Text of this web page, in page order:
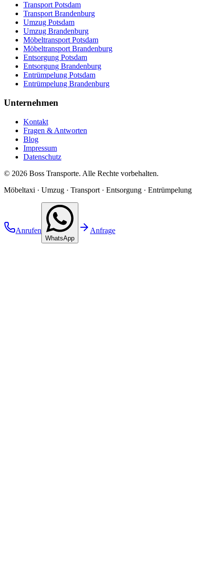
Transport Potsdam
Transport Brandenburg
Umzug Potsdam
Umzug Brandenburg
Möbeltransport Potsdam
Möbeltransport Brandenburg
Entsorgung Potsdam
Entsorgung Brandenburg
Entrümpelung Potsdam
Entrümpelung Brandenburg
Unternehmen
Kontakt
Fragen & Antworten
Blog
Impressum
Datenschutz
© 2026 Boss Transporte. Alle Rechte vorbehalten.
Möbeltaxi · Umzug · Transport · Entsorgung · Entrümpelung
Anrufen
WhatsApp
Anfrage